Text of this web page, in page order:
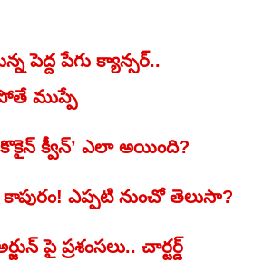
పెద్ద పేగు క్యాన్స‌ర్‌..
ముప్పే
క్వీన్’ ఎలా అయింది?
ఎప్పటి నుంచో తెలుసా?
పై ప్రశంసలు.. చార్టర్డ్